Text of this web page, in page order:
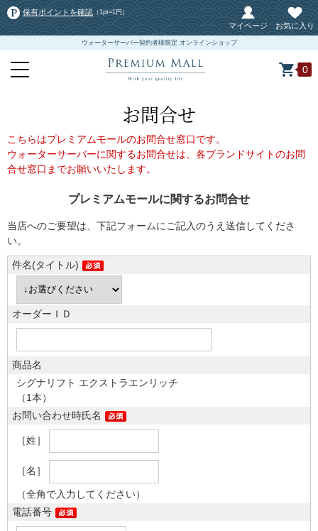
保有ポイントを確認 （1pt=1円）
マイページ お気に入り
ウォーターサーバー契約者様限定 オンラインショップ
0
お問合せ
こちらはプレミアムモールのお問合せ窓口です。
ウォーターサーバーに関するお問合せは、各ブランドサイトのお問
合せ窓口までお願いいたします。
プレミアムモールに関するお問合せ
当店へのご要望は、下記フォームにご記入のうえ送信してくださ
い。
件名(タイトル)
オーダーＩＤ
商品名
シグナリフト エクストラエンリッチ
（1本）
お問い合わせ時氏名
［姓］
［名］
（全角で入力してください）
電話番号